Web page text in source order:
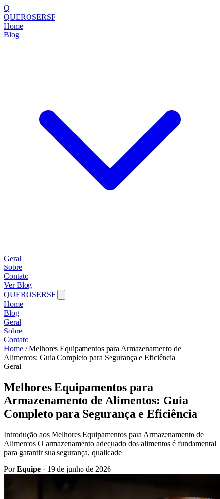
Q
QUEROSERSF
Home
Blog
Geral
Sobre
Contato
Ver Blog
QUEROSERSF
Home
Blog
Geral
Sobre
Contato
Home / Melhores Equipamentos para Armazenamento de
Alimentos: Guia Completo para Segurança e Eficiência
Geral
Melhores Equipamentos para
Armazenamento de Alimentos: Guia
Completo para Segurança e Eficiência
Introdução aos Melhores Equipamentos para Armazenamento de
Alimentos O armazenamento adequado dos alimentos é fundamental
para garantir sua segurança, qualidade
PorEquipe · 19 de junho de 2026